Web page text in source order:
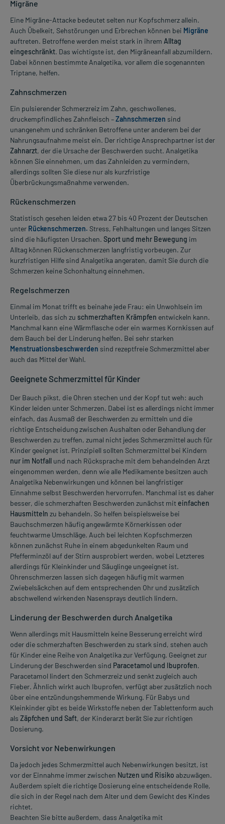
Migräne
Eine Migräne-Attacke bedeutet selten nur Kopfschmerz allein.
Auch Übelkeit, Sehstörungen und Erbrechen können bei Migräne
auftreten. Betroffene werden meist stark in ihrem Alltag
eingeschränkt. Das wichtigste ist, den Migräneanfall abzumildern.
Dabei können bestimmte Analgetika, vor allem die sogenannten
Triptane, helfen.
Zahnschmerzen
Ein pulsierender Schmerzreiz im Zahn, geschwollenes,
druckempfindliches Zahnfleisch –Zahnschmerzen sind
unangenehm und schränken Betroffene unter anderem bei der
Nahrungsaufnahme meist ein. Der richtige Ansprechpartner ist der
Zahnarzt, der die Ursache der Beschwerden sucht. Analgetika
können Sie einnehmen, um das Zahnleiden zu vermindern,
allerdings sollten Sie diese nur als kurzfristige
Überbrückungsmaßnahme verwenden.
Rückenschmerzen
Statistisch gesehen leiden etwa 27 bis 40 Prozent der Deutschen
unter Rückenschmerzen. Stress, Fehlhaltungen und langes Sitzen
sind die häufigsten Ursachen. Sport und mehr Bewegung im
Alltag können Rückenschmerzen langfristig vorbeugen. Zur
kurzfristigen Hilfe sind Analgetika angeraten, damit Sie durch die
Schmerzen keine Schonhaltung einnehmen.
Regelschmerzen
Einmal im Monat trifft es beinahe jede Frau: ein Unwohlsein im
Unterleib, das sich zu schmerzhaften Krämpfen entwickeln kann.
Manchmal kann eine Wärmflasche oder ein warmes Kornkissen auf
dem Bauch bei der Linderung helfen. Bei sehr starken
Menstruationsbeschwerden sind rezeptfreie Schmerzmittel aber
auch das Mittel der Wahl.
Geeignete Schmerzmittel für Kinder
Der Bauch pikst, die Ohren stechen und der Kopf tut weh: auch
Kinder leiden unter Schmerzen. Dabei ist es allerdings nicht immer
einfach, das Ausmaß der Beschwerden zu ermitteln und die
richtige Entscheidung zwischen Aushalten oder Behandlung der
Beschwerden zu treffen, zumal nicht jedes Schmerzmittel auch für
Kinder geeignet ist. Prinzipiell sollten Schmerzmittel bei Kindern
nur im Notfall und nach Rücksprache mit dem behandelnden Arzt
eingenommen werden, denn wie alle Medikamente besitzen auch
Analgetika Nebenwirkungen und können bei langfristiger
Einnahme selbst Beschwerden hervorrufen. Manchmal ist es daher
besser, die schmerzhaften Beschwerden zunächst miteinfachen
Hausmitteln zu behandeln. So helfen beispielsweise bei
Bauchschmerzen häufig angewärmte Körnerkissen oder
feuchtwarme Umschläge. Auch bei leichten Kopfschmerzen
können zunächst Ruhe in einem abgedunkelten Raum und
Pfefferminzöl auf der Stirn ausprobiert werden, wobei Letzteres
allerdings für Kleinkinder und Säuglinge ungeeignet ist.
Ohrenschmerzen lassen sich dagegen häufig mit warmen
Zwiebelsäckchen auf dem entsprechenden Ohr und zusätzlich
abschwellend wirkenden Nasensprays deutlich lindern.
Linderung der Beschwerden durch Analgetika
Wenn allerdings mit Hausmitteln keine Besserung erreicht wird
oder die schmerzhaften Beschwerden zu stark sind, stehen auch
für Kinder eine Reihe von Analgetika zur Verfügung. Geeignet zur
Linderung der Beschwerden sind Paracetamol und Ibuprofen.
Paracetamol lindert den Schmerzreiz und senkt zugleich auch
Fieber. Ähnlich wirkt auch Ibuprofen, verfügt aber zusätzlich noch
über eine entzündungshemmende Wirkung. Für Babys und
Kleinkinder gibt es beide Wirkstoffe neben der Tablettenform auch
als Zäpfchen und Saft, der Kinderarzt berät Sie zur richtigen
Dosierung.
Vorsicht vor Nebenwirkungen
Da jedoch jedes Schmerzmittel auch Nebenwirkungen besitzt, ist
vor der Einnahme immer zwischen Nutzen und Risiko abzuwägen.
Außerdem spielt die richtige Dosierung eine entscheidende Rolle,
die sich in der Regel nach dem Alter und dem Gewicht des Kindes
richtet.
Beachten Sie bitte außerdem, dass Analgetika mit